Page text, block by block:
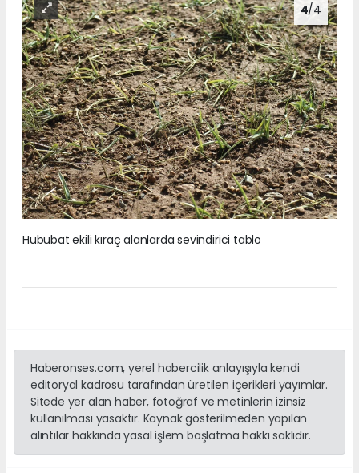
4/4
Hububat ekili kıraç alanlarda sevindirici tablo
Haberonses.com, yerel habercilik anlayışıyla kendi
editoryal kadrosu tarafından üretilen içerikleri yayımlar.
Sitede yer alan haber, fotoğraf ve metinlerin izinsiz
kullanılması yasaktır. Kaynak gösterilmeden yapılan
alıntılar hakkında yasal işlem başlatma hakkı saklıdır.